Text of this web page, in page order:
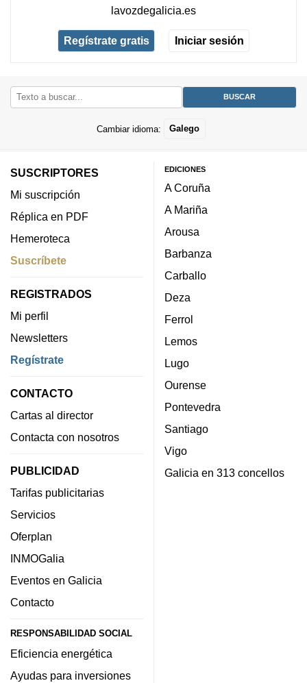
lavozdegalicia.es
Regístrate gratis Iniciar sesión
Cambiar idioma: Galego
SUSCRIPTORES
Mi suscripción
Réplica en PDF
Hemeroteca
Suscríbete
REGISTRADOS
Mi perfil
Newsletters
Regístrate
CONTACTO
Cartas al director
Contacta con nosotros
PUBLICIDAD
Tarifas publicitarias
Servicios
Oferplan
INMOGalia
Eventos en Galicia
Contacto
RESPONSABILIDAD SOCIAL
Eficiencia energética
Ayudas para inversiones
EDICIONES
A Coruña
A Mariña
Arousa
Barbanza
Carballo
Deza
Ferrol
Lemos
Lugo
Ourense
Pontevedra
Santiago
Vigo
Galicia en 313 concellos